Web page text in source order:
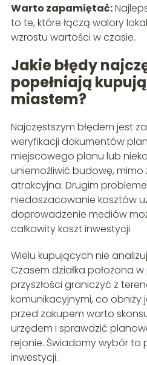
Warto zapamiętać:
to te, które łączą walory
wzrostu wartości w czasie.
Jakie błędy
popełniają
miastem?
Najczęstszym błędem jest
weryfikacji dokumentów
miejscowego planu lub
uniemożliwić budowę, mimo
atrakcyjna. Drugim
niedoszacowanie kosztów
doprowadzenie mediów
całkowity koszt inwestycji.
Wielu kupujących nie
Czasem działka położona
przyszłości graniczyć z
komunikacyjnymi, co obniży
przed zakupem warto
urzędem i sprawdzić
rejonie. Świadomy wybór
inwestycji.